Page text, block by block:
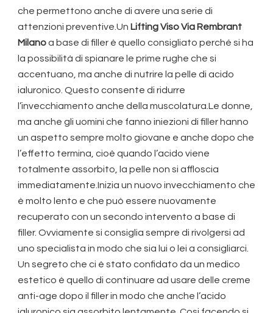
che permettono anche di avere una serie di
attenzioni preventive.Un Lifting Viso Via Rembrant
Milanoa base di filler è quello consigliato perché si ha
la possibilità di spianare le prime rughe che si
accentuano, ma anche di nutrire la pelle di acido
ialuronico. Questo consente di ridurre
l’invecchiamento anche della muscolatura.Le donne,
ma anche gli uomini che fanno iniezioni di filler hanno
un aspetto sempre molto giovane e anche dopo che
l’effetto termina, cioè quando l’acido viene
totalmente assorbito, la pelle non si affloscia
immediatamente.Inizia un nuovo invecchiamento che
è molto lento e che può essere nuovamente
recuperato con un secondo intervento a base di
filler. Ovviamente si consiglia sempre di rivolgersi ad
uno specialista in modo che sia lui o lei a consigliarci.
Un segreto che ci è stato confidato da un medico
estetico è quello di continuare ad usare delle creme
anti-age dopo il filler in modo che anche l’acido